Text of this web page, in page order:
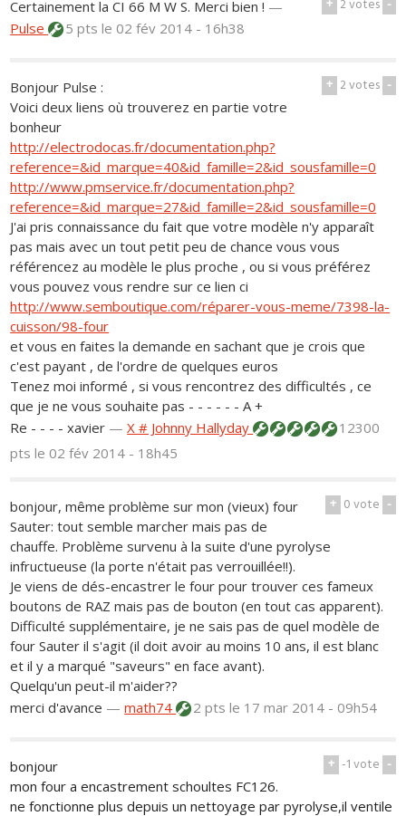
+ 2votes -
Certainement la CI 66 M W S. Merci bien ! —
Pulse
5 ptsle 02 fév 2014 - 16h38
+ 2votes -
Bonjour Pulse :
Voici deux liens où trouverez en partie votre
bonheur
http://electrodocas.fr/documentation.php?
reference=&id_marque=40&id_famille=2&id_sousfamille=0
http://www.pmservice.fr/documentation.php?
reference=&id_marque=27&id_famille=2&id_sousfamille=0
J'ai pris connaissance du fait que votre modèle n'y apparaît
pas mais avec un tout petit peu de chance vous vous
référencez au modèle le plus proche , ou si vous préférez
vous pouvez vous rendre sur ce lien ci
http://www.semboutique.com/réparer-vous-meme/7398-la-
cuisson/98-four
et vous en faites la demande en sachant que je crois que
c'est payant , de l'ordre de quelques euros
Tenez moi informé , si vous rencontrez des difficultés , ce
que je ne vous souhaite pas - - - - - - A +
Re - - - - xavier —X # Johnny Hallyday
12300
ptsle 02 fév 2014 - 18h45
+ 0vote -
bonjour, même problème sur mon (vieux) four
Sauter: tout semble marcher mais pas de
chauffe. Problème survenu à la suite d'une pyrolyse
infructueuse (la porte n'était pas verrouillée!!).
Je viens de dés-encastrer le four pour trouver ces fameux
boutons de RAZ mais pas de bouton (en tout cas apparent).
Difficulté supplémentaire, je ne sais pas de quel modèle de
four Sauter il s'agit (il doit avoir au moins 10 ans, il est blanc
et il y a marqué "saveurs" en face avant).
Quelqu'un peut-il m'aider??
merci d'avance —math74 2 ptsle 17 mar 2014 - 09h54
+ -1vote -
bonjour
mon four a encastrement schoultes FC126.
ne fonctionne plus depuis un nettoyage par pyrolyse,il ventile